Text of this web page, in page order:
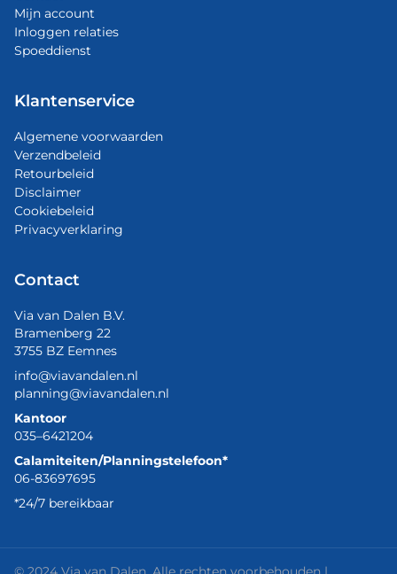
Mijn account
Inloggen relaties
Spoeddienst
Klantenservice
Algemene voorwaarden
Verzendbeleid
Retourbeleid
Disclaimer
Cookiebeleid
Privacyverklaring
Contact
Via van Dalen B.V.
Bramenberg 22
3755 BZ Eemnes
info@viavandalen.nl
planning@viavandalen.nl
Kantoor
035–6421204
Calamiteiten/Planningstelefoon*
06-83697695
*24/7 bereikbaar